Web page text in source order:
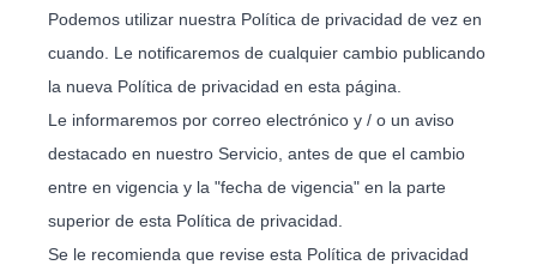
Podemos utilizar nuestra Política de privacidad de vez en
cuando. Le notificaremos de cualquier cambio publicando
la nueva Política de privacidad en esta página.
Le informaremos por correo electrónico y / o un aviso
destacado en nuestro Servicio, antes de que el cambio
entre en vigencia y la "fecha de vigencia" en la parte
superior de esta Política de privacidad.
Se le recomienda que revise esta Política de privacidad